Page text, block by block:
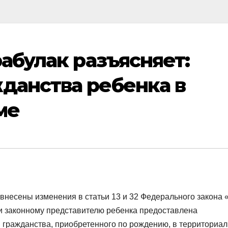
разъясняет:
ребенка в
изменения в статьи 13 и 32 Федерального закона
представителю ребенка предоставлена
приобретенного по рождению, в